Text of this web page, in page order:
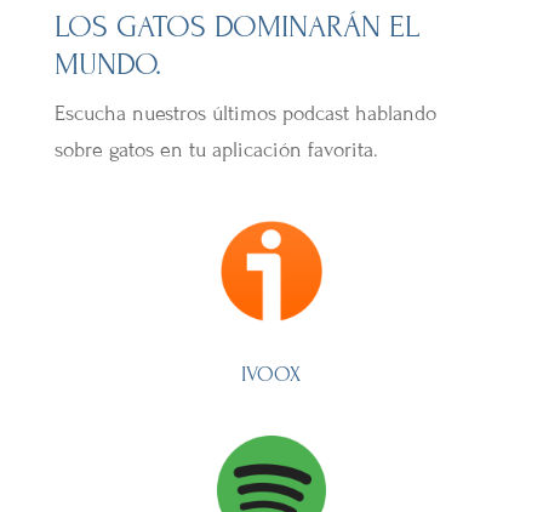
LOS GATOS DOMINARÁN EL
MUNDO.
Escucha nuestros últimos podcast hablando
sobre gatos en tu aplicación favorita.
IVOOX